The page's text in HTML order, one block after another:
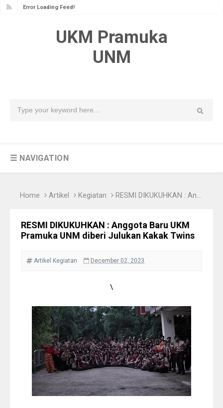
Error Loading Feed!
UKM Pramuka
UNM
☰ NAVIGATION
Home Artikel Kegiatan RESMI DIKUKUHKAN : Anggota Baru UKM Pramuka UNM diberi Julukan Kakak Twins
RESMI DIKUKUHKAN : Anggota Baru UKM
Pramuka UNM diberi Julukan Kakak Twins
Artikel Kegiatan December 02, 2023
\